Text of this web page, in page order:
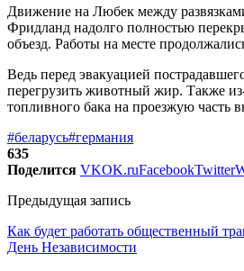
Движение на Любек между
Фридланд надолго полностью
объезд. Работы на месте
Ведь перед эвакуацией
перегрузить животный жир. Также
топливного бака на проезжую часть
#беларусь#германия
635
Поделится VKOK.ruFacebookTwitter
Предыдущая запись
Как будет работать общественный
День Независимости